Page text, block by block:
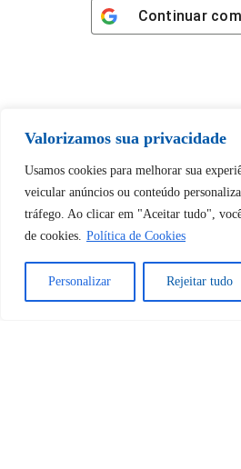
Valorizamos sua privacidade
Usamos cookies para melhorar sua
veicular anúncios ou conteúdo
tráfego. Ao clicar em "Aceitar tudo",
de cookies. Política de Cookies
Personalizar Rejeitar tudo
Continuar com
Tem certeza de
desbloquear esta
Desbloquear